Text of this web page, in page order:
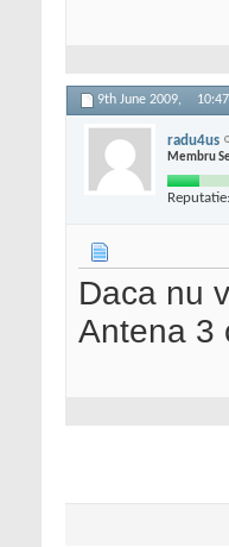
9th June 2009, 10:47
radu4us
Membru
Reputatie:
Daca nu
Antena 3